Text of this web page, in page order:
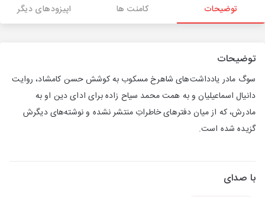
توضیحات کامنت ها اپیزودهای دیگر
توضیحات
سوگ مادر یادداشت‌های شاهرخ مسکوب به کوشش حسن کامشاد، روایت
دانیال اسماعیلیان و به همت محمد سیاح زاده برای ادای دین او به
مادرش، که از میان دفترهای خاطراتِ منتشر نشده و نوشته‌های دیگرش
گزیده شده است.
با صدای